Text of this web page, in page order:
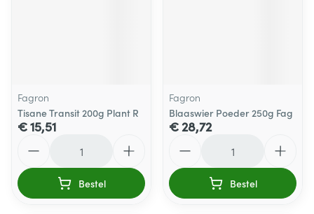
Fagron
Tisane Transit 200g Plant R
€ 15,51
Bestel
Fagron
Blaaswier Poeder 250g Fag
€ 28,72
Bestel